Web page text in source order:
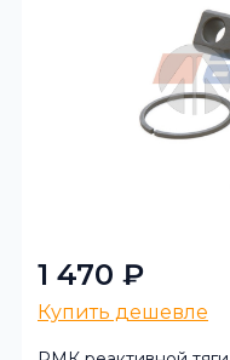
1 470 ₽
Купить дешевле